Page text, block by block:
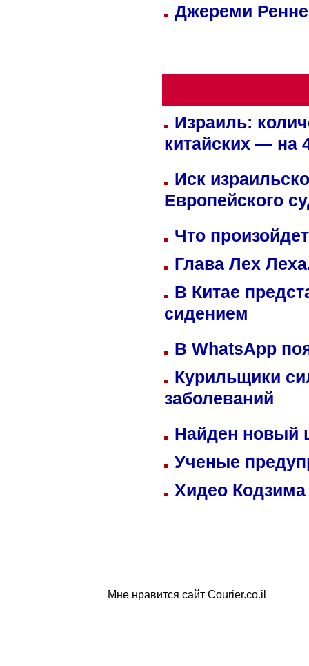
Джереми
Израиль:
китайских — на
Иск
Европейского
Что
Глава Лех
В Китае
сидением
В WhatsApp
Курильщики
заболеваний
Найден
Ученые
Хидео
Мне нравится сайт Courier.co.il